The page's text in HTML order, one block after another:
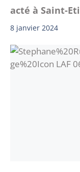
acté à Saint-
8 janvier 2024